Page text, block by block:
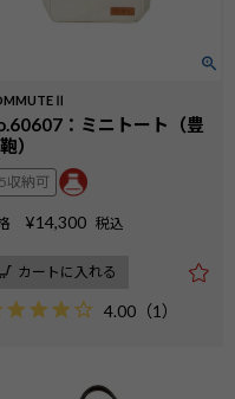
：ミニトート（豊
）
収納可
¥14,300 税込
カートに入れる
4.00 （1）